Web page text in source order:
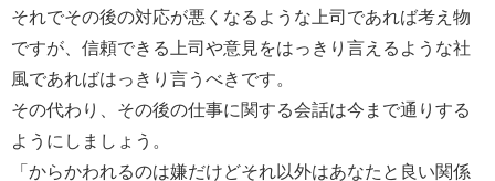
それでその後の対応が悪くなるような上司であれば考え物
ですが、信頼できる上司や意見をはっきり言えるような社
風であればはっきり言うべきです。
その代わり、その後の仕事に関する会話は今まで通りする
ようにしましょう。
「からかわれるのは嫌だけどそれ以外はあなたと良い関係